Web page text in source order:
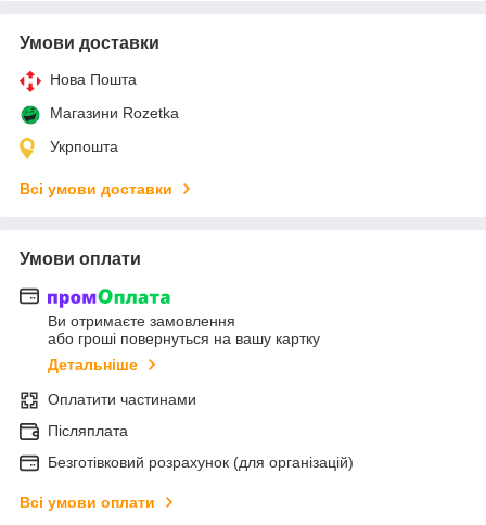
Умови доставки
Нова Пошта
Магазини Rozetka
Укрпошта
Всі умови доставки
Умови оплати
Ви отримаєте замовлення
або гроші повернуться на вашу картку
Детальніше
Оплатити частинами
Післяплата
Безготівковий розрахунок (для організацій)
Всі умови оплати